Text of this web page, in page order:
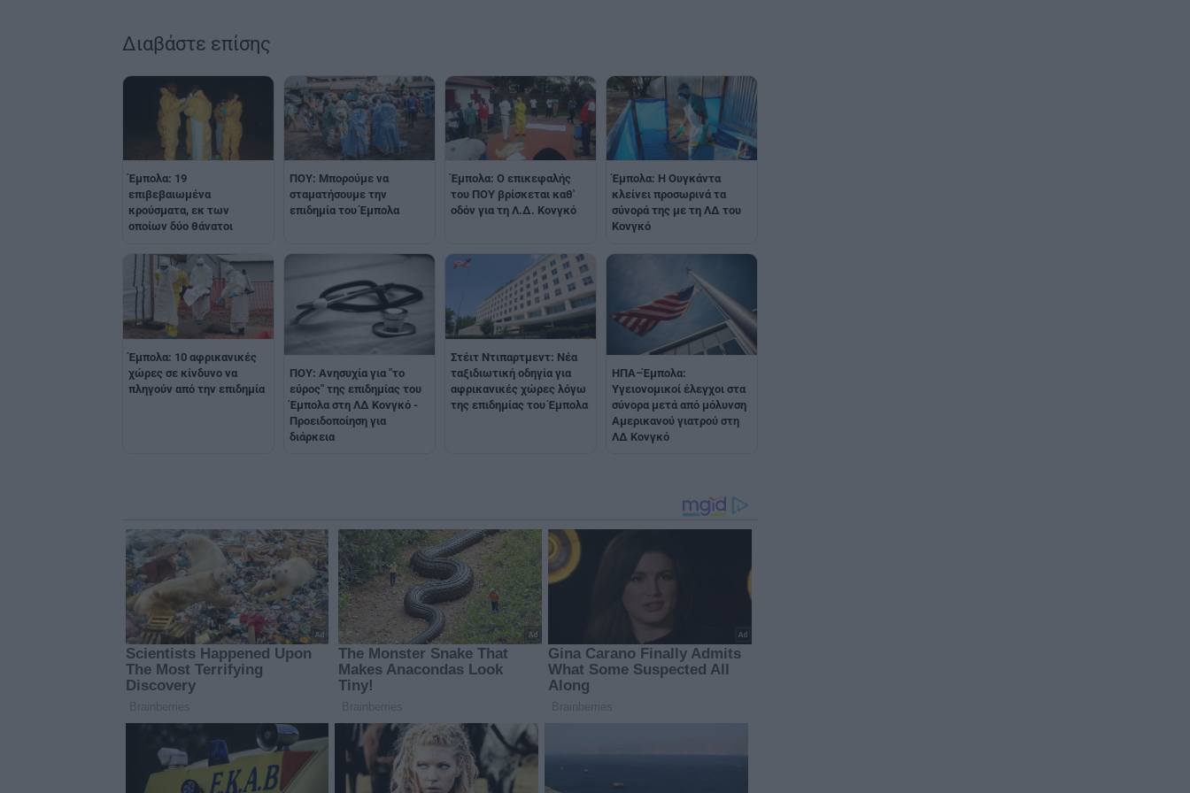
Διαβάστε επίσης
Έμπολα: 19
επιβεβαιωμένα
κρούσματα, εκ των
οποίων δύο θάνατοι
ΠΟΥ: Μπορούμε να
σταματήσουμε την
επιδημία του Έμπολα
Έμπολα: Ο επικεφαλής
του ΠΟΥ βρίσκεται καθ'
οδόν για τη Λ.Δ. Κονγκό
Έμπολα: Η Ουγκάντα
κλείνει προσωρινά τα
σύνορά της με τη ΛΔ του
Κονγκό
Έμπολα: 10 αφρικανικές
χώρες σε κίνδυνο να
πληγούν από την επιδημία
ΠΟΥ: Ανησυχία για "το
εύρος" της επιδημίας του
Έμπολα στη ΛΔ Κονγκό -
Προειδοποίηση για
διάρκεια
Στέιτ Ντιπαρτμεντ: Νέα
ταξιδιωτική οδηγία για
αφρικανικές χώρες λόγω
της επιδημίας του Έμπολα
ΗΠΑ–Έμπολα:
Υγειονομικοί έλεγχοι στα
σύνορα μετά από μόλυνση
Αμερικανού γιατρού στη
ΛΔ Κονγκό